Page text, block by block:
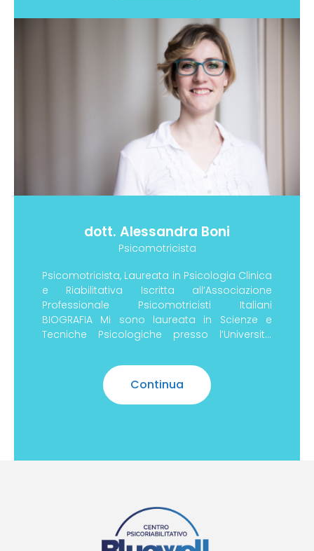
dott. Alessandra Boni
Psicomotricista
Psicomotricista, Laureata in Psicologia Clinica
e Riabilitativa Iscritta all’Associazione
Professionale Psicomotricisti Italiani
BIOGRAFIA Mi sono laureata in Scienze e
Tecniche Psicologiche presso l’Università
Continua